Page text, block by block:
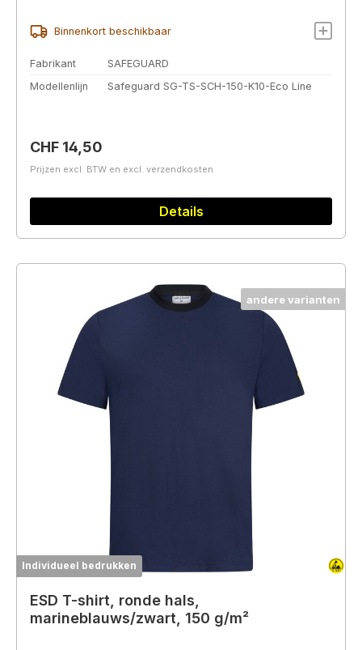
Binnenkort beschikbaar
Fabrikant
SAFEGUARD
Modellenlijn
Safeguard SG-TS-SCH-150-K10-Eco Line
Normale prijs:
CHF 14,50
Prijzen excl. BTW en excl. verzendkosten
Details
andere varianten
Individueel bedrukken
ESD T-shirt, ronde hals,
marineblauws/zwart, 150 g/m²